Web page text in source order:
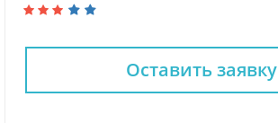
Оставить заявку